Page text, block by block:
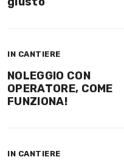
IN CANTIERE
NOLEGGIO CON
OPERATORE, COME
FUNZIONA!
IN CANTIERE